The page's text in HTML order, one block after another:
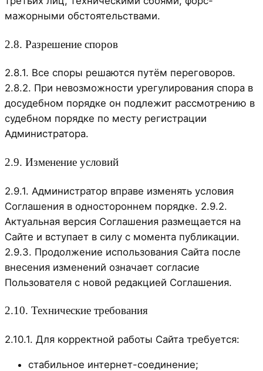
мажорными обстоятельствами.
2.8. Разрешение споров
2.8.1. Все споры решаются путём переговоров.
2.8.2. При невозможности урегулирования спора в
досудебном порядке он подлежит рассмотрению в
судебном порядке по месту регистрации
Администратора.
2.9. Изменение условий
2.9.1. Администратор вправе изменять условия
Соглашения в одностороннем порядке. 2.9.2.
Актуальная версия Соглашения размещается на
Сайте и вступает в силу с момента публикации.
2.9.3. Продолжение использования Сайта после
внесения изменений означает согласие
Пользователя с новой редакцией Соглашения.
2.10. Технические требования
2.10.1. Для корректной работы Сайта требуется:
стабильное интернет-соединение;